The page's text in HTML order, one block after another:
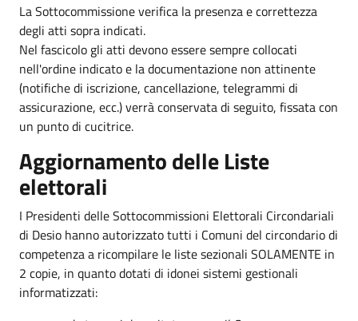
La Sottocommissione verifica la presenza e correttezza
degli atti sopra indicati.
Nel fascicolo gli atti devono essere sempre collocati
nell'ordine indicato e la documentazione non attinente
(notifiche di iscrizione, cancellazione, telegrammi di
assicurazione, ecc.) verrà conservata di seguito, fissata con
un punto di cucitrice.
Aggiornamento delle Liste
elettorali
I Presidenti delle Sottocommissioni Elettorali Circondariali
di Desio hanno autorizzato tutti i Comuni del circondario di
competenza a ricompilare le liste sezionali SOLAMENTE in
2 copie, in quanto dotati di idonei sistemi gestionali
informatizzati: